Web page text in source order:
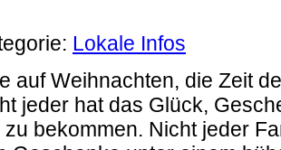
Lokale Infos
auf Weihnachten, die Zeit
jeder hat das Glück,
bekommen. Nicht jeder